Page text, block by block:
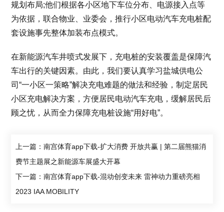
规划布局;他们根据各小区地下车位分布、电源接入点等
为依据，联合物业、业委会，推行小区电动汽车充电桩配
套设施事先整体加装布点模式。
在新能源汽车井喷式发展下，充电桩的安装覆盖是保障汽
车出行的关键因素。由此，我们要认真学习盐城供电公
司“一小区一策略”解决充电难题的做法和经验，制定居民
小区充电解决方案，方便居民电动汽车充电，缓解居民后
顾之忧，从而全力保障充电桩设施“用好电”。
上一篇：南宫体育app下载-扩大消费 开放共赢 | 第二届熊猫消
费节主题展之新能源车展盛大开幕
下一篇：南宫体育app下载-混动创变未来 雷神动力重磅亮相
2023 IAA MOBILITY